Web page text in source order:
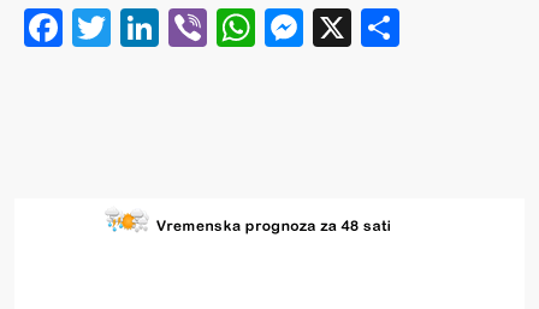
Facebook
Twitter
LinkedIn
ViberWhatsApp
Messenger
X